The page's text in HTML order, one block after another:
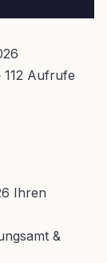
Aufrufe
Ihren
&